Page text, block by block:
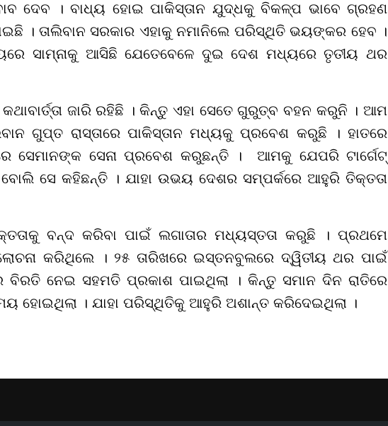
ଦେବ । ବାଧ୍ୟ ହୋଇ ପାକିସ୍ତାନ ଯୁଦ୍ଧକୁ ବିକଳ୍ପ ଭାବେ ଗ୍ରହଣ
। ତାଲିବାନ ସରକାର ଏହାକୁ ନମାନିଲେ ପରିସ୍ଥିତି ଭୟଙ୍କର ହେବ ।
ସାମ୍ନାକୁ ଆସିଛି ଯେତେବେଳେ ଦୁଇ ଦେଶ ମଧ୍ୟରେ ତୃତୀୟ ଥର
ଜାରି ରହିଛି । କିନ୍ତୁ ଏହା ସେତେ ଗୁରୁତ୍ବ ବହନ କରୁନି । ଆମ
ଗୁପ୍ତ ରାସ୍ତାରେ ପାକିସ୍ତାନ ମଧ୍ୟକୁ ପ୍ରବେଶ କରୁଛି । ହାତରେ
ସେମାନଙ୍କ ସେନା ପ୍ରବେଶ କରୁଛନ୍ତି । ଆମକୁ ଯେପରି ଟାର୍ଗେଟ୍
ସେ କହିଛନ୍ତି । ଯାହା ଉଭୟ ଦେଶର ସମ୍ପର୍କରେ ଆହୁରି ତିକ୍ତତା
ବନ୍ଦ କରିବା ପାଇଁ ଲଗାତାର ମଧ୍ୟସ୍ତତା କରୁଛି । ପ୍ରଥମେ
କରିଥିଲେ । ୨୫ ତାରିଖରେ ଇସ୍ତନବୁଲରେ ଦ୍ୱିତୀୟ ଥର ପାଇଁ
ନେଇ ସହମତି ପ୍ରକାଶ ପାଇଥିଲା । କିନ୍ତୁ ସମାନ ଦିନ ରାତିରେ
ହୋଇଥିଲା । ଯାହା ପରିସ୍ଥିତିକୁ ଆହୁରି ଅଶାନ୍ତ କରିଦେଇଥିଲା ।